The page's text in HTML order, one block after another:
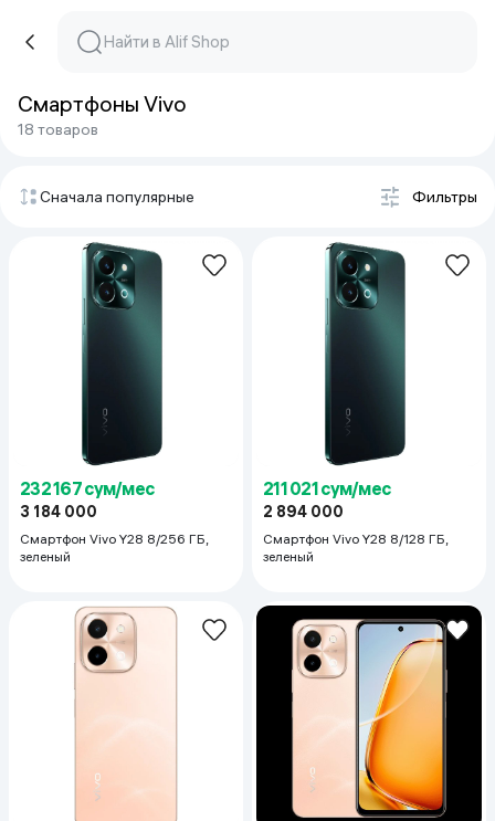
Смартфоны Vivo
18 товаров
Сначала популярные Фильтры
232 167 сум/мес
3 184 000
Смартфон Vivo Y28 8/256 ГБ,
зеленый
211 021 сум/мес
2 894 000
Смартфон Vivo Y28 8/128 ГБ,
зеленый